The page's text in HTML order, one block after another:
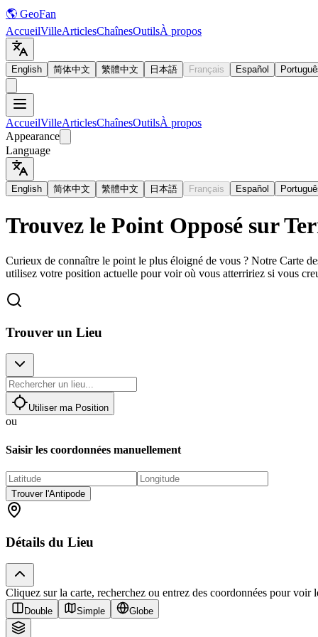
🌎 GeoFan
AccueilVilleArticlesChaînesOutilsÀ propos
English 简体中文 繁體中文 日本語 Français Español
AccueilVilleArticlesChaînesOutilsÀ propos
Appearance
Language
English 简体中文 繁體中文 日本語 Français Español
Trouvez le Point Opposé sur
Curieux de connaître le point le plus éloigné de vous ? Notre Carte
utilisez votre position actuelle pour voir où vous atterririez si vous
Trouver un Lieu
Utiliser ma Position
ou
Saisir les coordonnées manuellement
Trouver l'Antipode
Détails du Lieu
Cliquez sur la carte, recherchez ou entrez des coordonnées pour voir
Double Simple Globe